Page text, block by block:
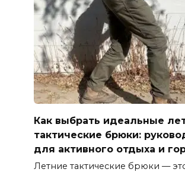
Как выбрать идеальные
тактические брюки:
для активного отдыха и
Летние тактические брюки —